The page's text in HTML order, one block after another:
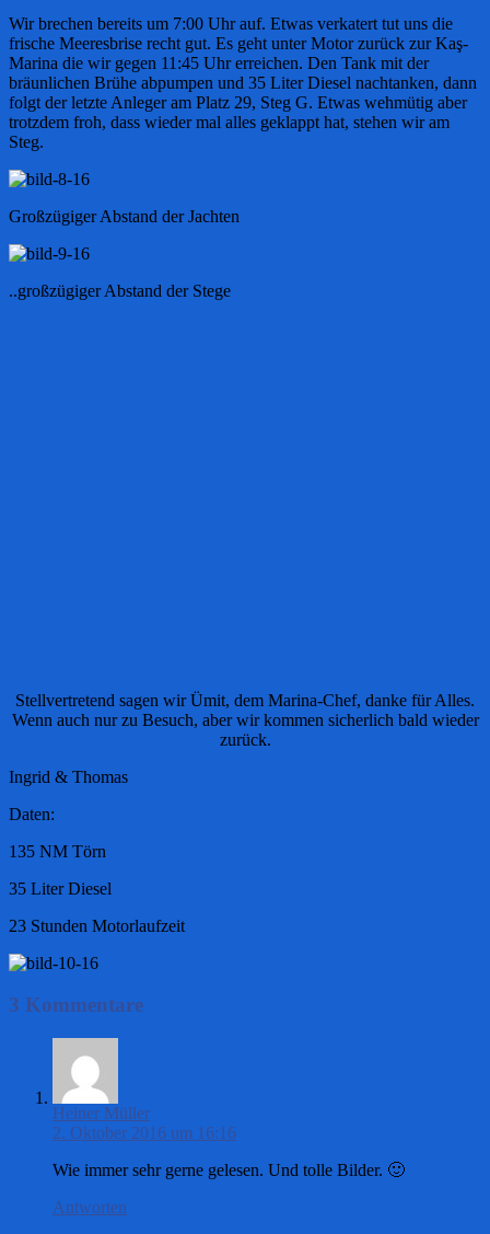
Wir brechen bereits um 7:00 Uhr auf. Etwas verkatert tut uns die
frische Meeresbrise recht gut. Es geht unter Motor zurück zur Kaş-
Marina die wir gegen 11:45 Uhr erreichen. Den Tank mit der
bräunlichen Brühe abpumpen und 35 Liter Diesel nachtanken, dann
folgt der letzte Anleger am Platz 29, Steg G. Etwas wehmütig aber
trotzdem froh, dass wieder mal alles geklappt hat, stehen wir am
Steg.
Großzügiger Abstand der Jachten
..großzügiger Abstand der Stege
Stellvertretend sagen wir Ümit, dem Marina-Chef, danke für Alles.
Wenn auch nur zu Besuch, aber wir kommen sicherlich bald wieder
zurück.
Ingrid & Thomas
Daten:
135 NM Törn
35 Liter Diesel
23 Stunden Motorlaufzeit
3 Kommentare
Heiner Müller
2. Oktober 2016 um 16:16
Wie immer sehr gerne gelesen. Und tolle Bilder. 🙂
Antworten